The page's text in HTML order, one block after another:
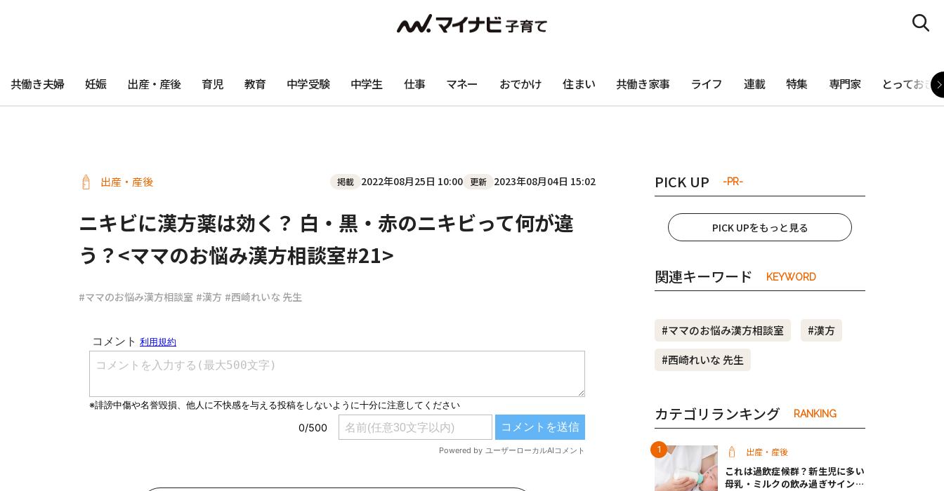
#ワンオペ育児 #コミックエッセイ #共働き夫婦 #産休
#渡邊大地の令和的ワーパパ道 #ベビーニュース #マタニティニュース
共働き夫婦 妊娠 出産・産後 育児 教育 中学受験 中学生 仕事 マネー おでかけ 住まい 共働き家事 ライフ 連載 特集 専門家 とっておき
出産・産後 掲載 2022年08月25日 10:00 更新 2023年08月04日 15:02
ニキビに漢方薬は効く？ 白・黒・赤のニキビって何が違
う？<ママのお悩み漢方相談室#21>
#ママのお悩み漢方相談室 #漢方 #西崎れいな 先生
PICK UP -PR-
PICK UPをもっと見る
関連キーワード KEYWORD
#ママのお悩み漢方相談室
#漢方
#西崎れいな 先生
カテゴリランキング RANKING
出産・産後
これは過飲症候群？新生児に多い
母乳・ミルクの飲み過ぎサインと